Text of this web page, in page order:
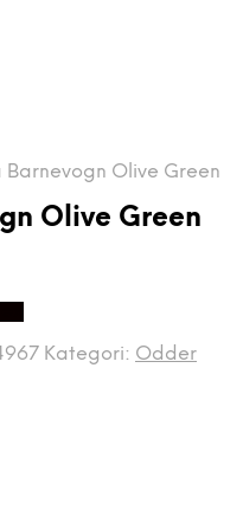
Olive Green
Olive Green
Kategori: Odder